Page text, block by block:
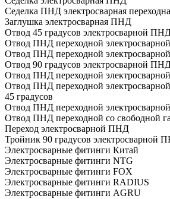
Седелка ПНД электросварная
Заглушка электросварная ПНД
Отвод 45 градусов электросварной
Отвод ПНД переходной
Отвод ПНД переходной
Отвод 90 градусов электросварной
Отвод ПНД переходной
Отвод ПНД переходной
45 градусов
Отвод ПНД переходной
Отвод ПНД переходной со свободной
Переход электросварной ПНД
Тройник 90 градусов электросварной
Электросварные фитинги Китай
Электросварные фитинги NTG
Электросварные фитинги FOX
Электросварные фитинги RADIUS
Электросварные фитинги AGRU